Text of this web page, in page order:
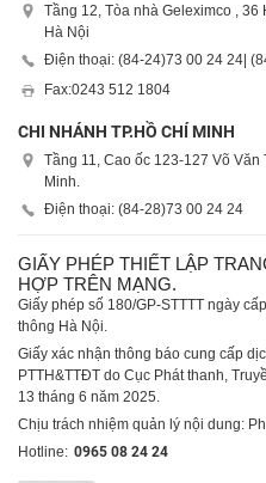
Tầng 12, Tòa nhà Geleximco ,
Hà Nội
Điện thoại: (84-24)73 00 24 24 |
Fax:0243 512 1804
CHI NHÁNH TP.HỒ CHÍ MINH
Tầng 11, Cao ốc 123-127 Võ
Minh.
Điện thoại: (84-28)73 00 24 24
GIẤY PHÉP THIẾT LẬP
HỢP TRÊN MẠNG.
Giấy phép số 180/GP-STTTT ngày
thông Hà Nội.
Giấy xác nhận thông báo cung cấp
PTTH&TTĐT do Cục Phát thanh,
13 tháng 6 năm 2025.
Chịu trách nhiệm quản lý nội dung:
Hotline: 0965 08 24 24